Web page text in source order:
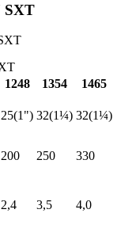
SXT
1248 1354
1465
25(1") 32(1¼) 32(1¼)
200 250
330
2,4 3,5 4,0